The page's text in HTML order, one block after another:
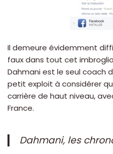
Il demeure évidemment
faux dans tout cet
Dahmani est le seul coach
petit exploit à considérer
carrière de haut niveau,
France.
Dahmani, les